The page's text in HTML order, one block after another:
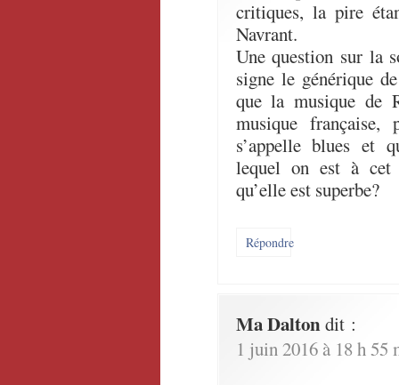
critiques, la pire
Navrant.
Une question sur la
signe le générique
que la musique de
musique
s’appelle blues et
lequel on est à cet
qu’elle est superbe?
Répondre
Ma Daltondit :
1 juin 2016 à 18 h 55